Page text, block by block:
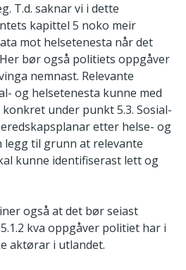
T.d. saknar vi i dette
kapittel 5 noko meir
mot helsetenesta når det
bør også politiets oppgåver
nemnast. Relevante
og helsetenesta kunne med
under punkt 5.3. Sosial-
etter helse- og
legg til grunn at relevante
kunne identifiserast lett og
også at det bør seiast
kva oppgåver politiet har i
aktørar i utlandet.